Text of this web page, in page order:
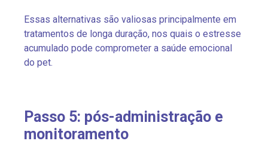
Essas alternativas são valiosas principalmente em
tratamentos de longa duração, nos quais o estresse
acumulado pode comprometer a saúde emocional
do pet.
Passo 5: pós-administração e
monitoramento